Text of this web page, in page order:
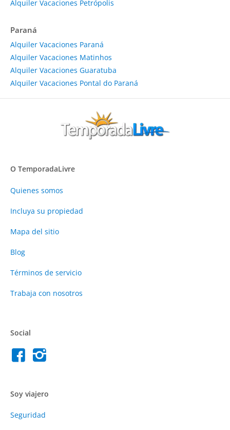
Alquiler Vacaciones Petrópolis
Paraná
Alquiler Vacaciones Paraná
Alquiler Vacaciones Matinhos
Alquiler Vacaciones Guaratuba
Alquiler Vacaciones Pontal do Paraná
O TemporadaLivre
Quienes somos
Incluya su propiedad
Mapa del sitio
Blog
Términos de servicio
Trabaja con nosotros
Social
Soy viajero
Seguridad